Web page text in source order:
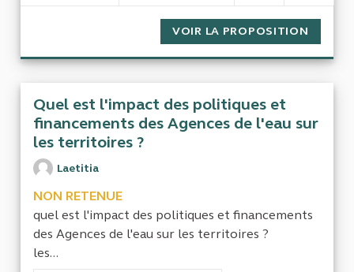
VOIR LA PROPOSITION
Quel est l'impact des politiques et
financements des Agences de l'eau sur
les territoires ?
Laetitia
NON RETENUE
quel est l'impact des politiques et financements
des Agences de l'eau sur les territoires ?
les...